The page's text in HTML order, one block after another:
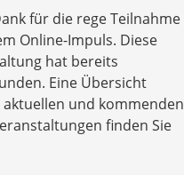
für die rege Teilnahme
Online-Impuls. Diese
hat bereits
Eine Übersicht
und kommenden
finden Sie